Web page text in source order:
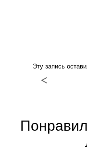
Эту запись
<